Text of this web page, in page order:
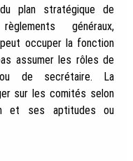
plan stratégique de
généraux,
occuper la fonction
assumer les rôles de
ou de secrétaire. La
sur les comités selon
et ses aptitudes ou